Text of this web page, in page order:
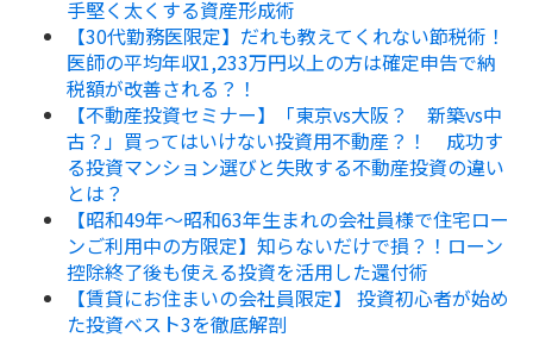
手堅く太くする資産形成術
【30代勤務医限定】だれも教えてくれない節税術！
医師の平均年収1,233万円以上の方は確定申告で納
税額が改善される？！
【不動産投資セミナー】「東京vs大阪？ 新築vs中
古？」買ってはいけない投資用不動産？！ 成功す
る投資マンション選びと失敗する不動産投資の違い
とは？
【昭和49年～昭和63年生まれの会社員様で住宅ロー
ンご利用中の方限定】知らないだけで損？！ローン
控除終了後も使える投資を活用した還付術
【賃貸にお住まいの会社員限定】 投資初心者が始め
た投資ベスト3を徹底解剖